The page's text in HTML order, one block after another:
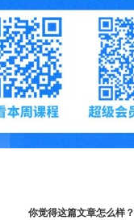
你觉得这篇文章怎么样？